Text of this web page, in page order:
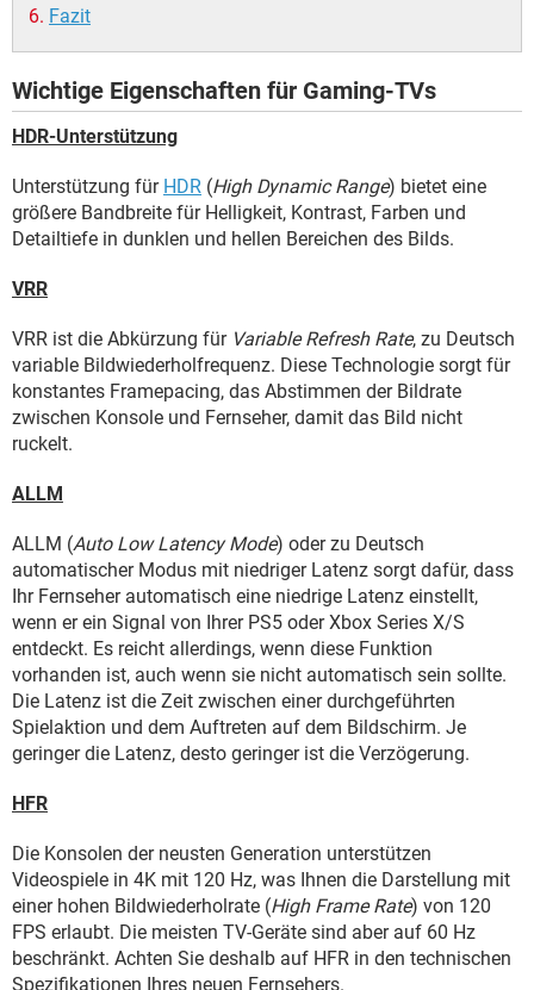
Fazit
Wichtige Eigenschaften für Gaming-TVs
HDR-Unterstützung
Unterstützung für HDR (High Dynamic Range) bietet eine
größere Bandbreite für Helligkeit, Kontrast, Farben und
Detailtiefe in dunklen und hellen Bereichen des Bilds.
VRR
VRR ist die Abkürzung für Variable Refresh Rate, zu Deutsch
variable Bildwiederholfrequenz. Diese Technologie sorgt für
konstantes Framepacing, das Abstimmen der Bildrate
zwischen Konsole und Fernseher, damit das Bild nicht
ruckelt.
ALLM
ALLM (Auto Low Latency Mode) oder zu Deutsch
automatischer Modus mit niedriger Latenz sorgt dafür, dass
Ihr Fernseher automatisch eine niedrige Latenz einstellt,
wenn er ein Signal von Ihrer PS5 oder Xbox Series X/S
entdeckt. Es reicht allerdings, wenn diese Funktion
vorhanden ist, auch wenn sie nicht automatisch sein sollte.
Die Latenz ist die Zeit zwischen einer durchgeführten
Spielaktion und dem Auftreten auf dem Bildschirm. Je
geringer die Latenz, desto geringer ist die Verzögerung.
HFR
Die Konsolen der neusten Generation unterstützen
Videospiele in 4K mit 120 Hz, was Ihnen die Darstellung mit
einer hohen Bildwiederholrate (High Frame Rate) von 120
FPS erlaubt. Die meisten TV-Geräte sind aber auf 60 Hz
beschränkt. Achten Sie deshalb auf HFR in den technischen
Spezifikationen Ihres neuen Fernsehers.